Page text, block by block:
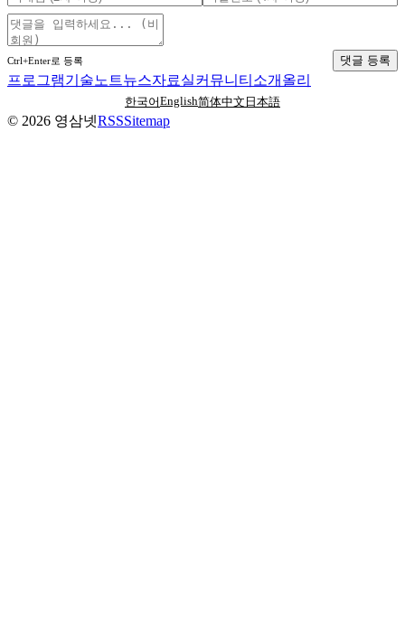
Ctrl+Enter로 등록 댓글 등록
프로그램기술노트뉴스자료실커뮤니티 소개 올리
한국어English简体中文 日本語
© 2026 영삼넷RSSSitemap